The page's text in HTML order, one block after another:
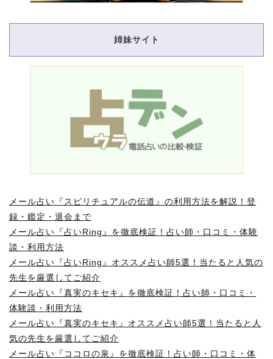
姉妹サイト
メール占い『スピリチュアルの伝道』の利用方法を解説！登
録・鑑定・退会まで
メール占い『占いRing』を徹底検証！占い師・口コミ・体験
談・利用方法
メール占い『占いRing』オススメ占い師5選！当たると人気の
先生を厳選してご紹介
メール占い『真実のキセキ』を徹底検証！占い師・口コミ・
体験談・利用方法
メール占い『真実のキセキ』オススメ占い師5選！当たると人
気の先生を厳選してご紹介
メール占い『ココロの泉』を徹底検証！占い師・口コミ・体